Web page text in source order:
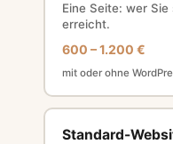
Eine Seite: wer
erreicht.
600 – 1.200 €
mit oder ohne
Standard-